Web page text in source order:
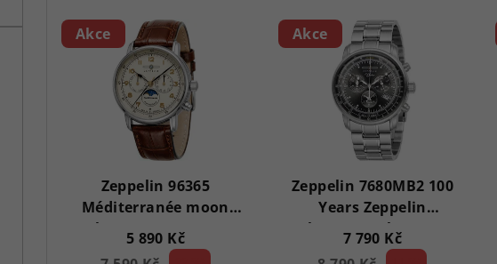
e
V
ý
Akce
Zeppelin 96365
Méditerranée moon
phase 40mm 5ATM
5 890 Kč
Akce
Zeppelin 7680MB2 100
Years Zeppelin
Chronograph 43mm
5ATM
7 790 Kč